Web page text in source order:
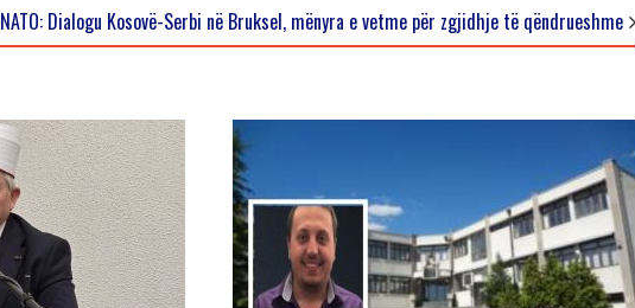
NATO: Dialogu Kosovë-Serbi në Bruksel, mënyra e vetme për zgjidhje të qëndrueshme